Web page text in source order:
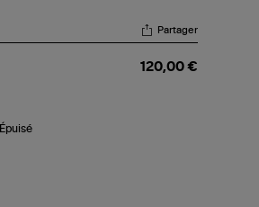
Partager
120,00 €
Épuisé